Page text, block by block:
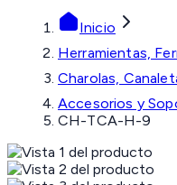
Inicio
Herramientas,
Charolas,
Accesorios y
CH-TCA-H-9